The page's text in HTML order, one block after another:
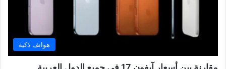
هواتف ذكية